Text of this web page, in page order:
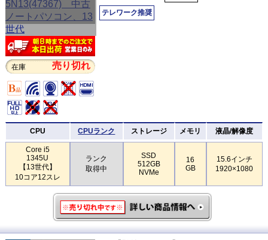
在庫 売り切れ
テレワーク推奨
CPU CPUランク ストレージ メモリ 液晶/解像度
Core i5
1345U
【13世代】
10コア12スレ
ランク
取得中
SSD
512GB
NVMe
16
GB
15.6インチ
1920×1080